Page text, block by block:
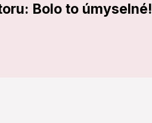
Bolo to úmyselné!